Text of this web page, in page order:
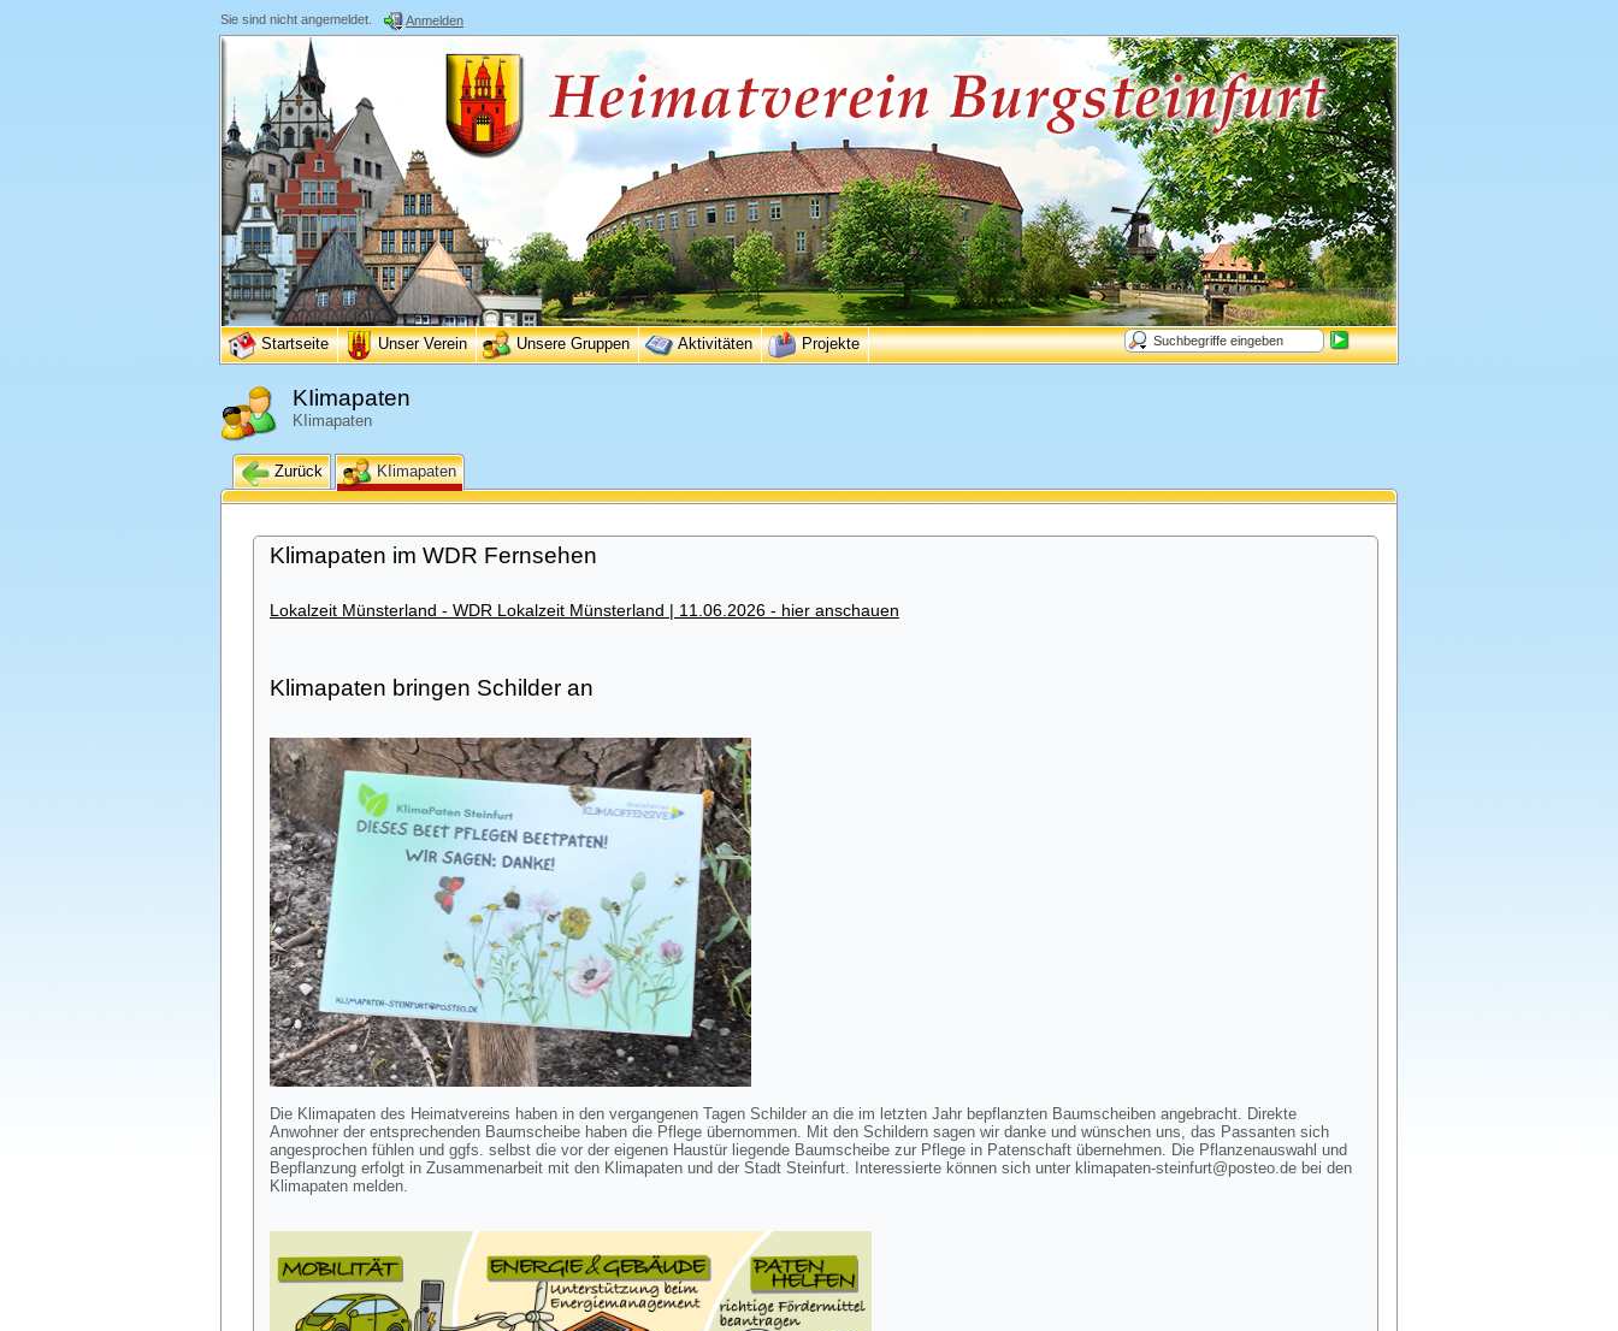
Sie sind nicht angemeldet. Anmelden
Startseite Unser Verein Unsere Gruppen Aktivitäten Projekte
KIimapaten
KIimapaten
Zurück KIimapaten
Klimapaten im WDR Fernsehen
Lokalzeit Münsterland - WDR Lokalzeit Münsterland | 11.06.2026 - hier anschauen
Klimapaten bringen Schilder an
Die Klimapaten des Heimatvereins haben in den vergangenen Tagen Schilder an die im letzten Jahr bepflanzten Baumscheiben angebracht. Direkte
Anwohner der entsprechenden Baumscheibe haben die Pflege übernommen. Mit den Schildern sagen wir danke und wünschen uns, das Passanten sich
angesprochen fühlen und ggfs. selbst die vor der eigenen Haustür liegende Baumscheibe zur Pflege in Patenschaft übernehmen. Die Pflanzenauswahl und
Bepflanzung erfolgt in Zusammenarbeit mit den Klimapaten und der Stadt Steinfurt. Interessierte können sich unter klimapaten-steinfurt@posteo.de bei den
Klimapaten melden.